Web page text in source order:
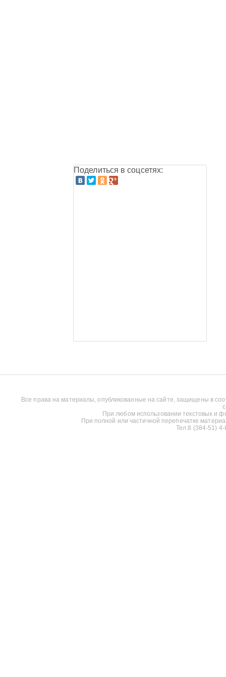
Поделиться в соцсетях:
Все права на материалы, опубликованные на сайте, защищены в
При любом использовании текстовых и
При полной или частичной перепечатке
Тел.8 (384-51)